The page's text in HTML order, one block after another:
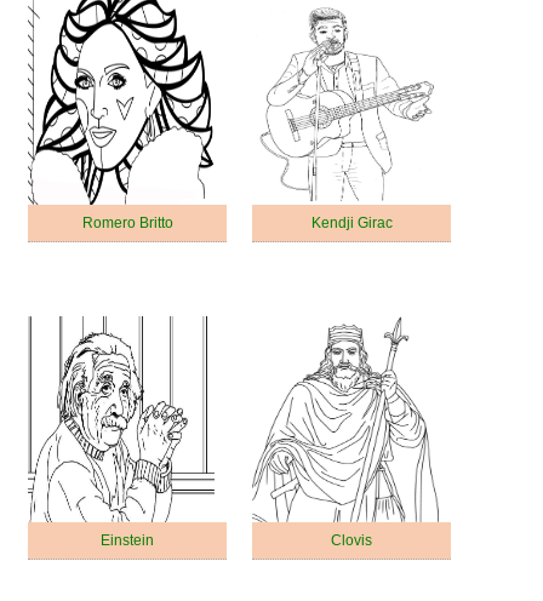
Romero Britto Kendji Girac
Einstein Clovis